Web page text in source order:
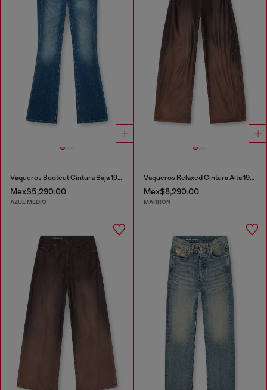
Vaqueros Bootcut Cintura Baja 1969 D-Ebbey
Mex$5,290.00
AZUL MEDIO
Vaqueros Relaxed Cintura Alta 1987 D-Khelz
Mex$8,290.00
MARRÓN